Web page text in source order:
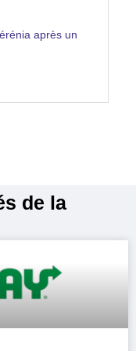
après un
de la